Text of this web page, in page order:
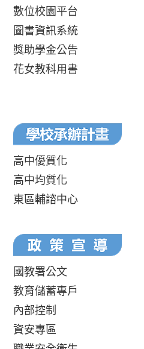
數位校園平台
圖書資訊系統
獎助學金公告
花女教科用書
高中優質化
高中均質化
東區輔諮中心
國教署公文
教育儲蓄專戶
內部控制
資安專區